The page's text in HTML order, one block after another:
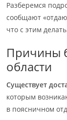
Разберемся
сообщают
что с этим
Причины
области
Существует
которым
в поясничном